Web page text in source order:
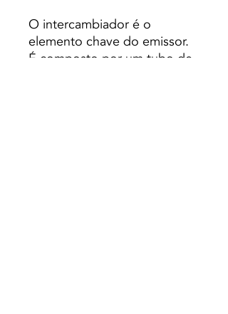
O intercambiador é o
elemento chave do emissor.
É composto por um tubo de